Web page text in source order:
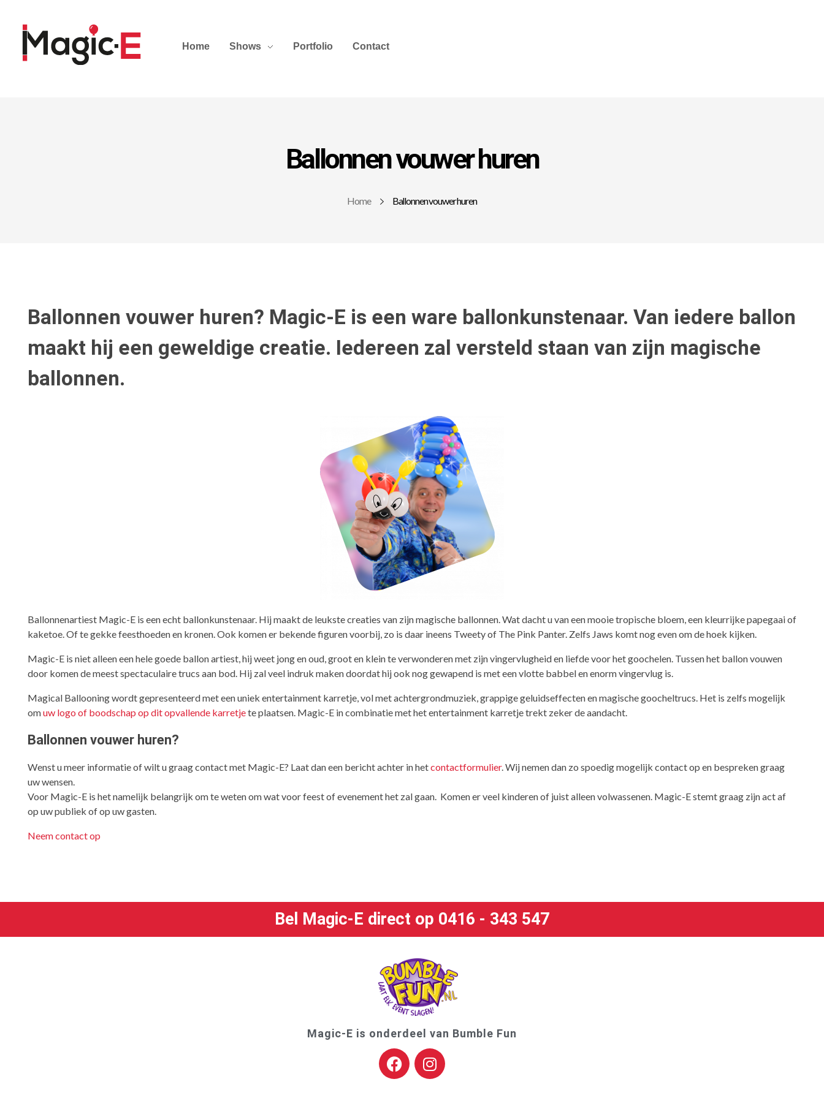
Home Shows Portfolio Contact
Home Ballonnen vouwer huren
Ballonnen vouwer huren
Ballonnen vouwer huren? Magic-E is een ware ballonkunstenaar. Van iedere ballon
maakt hij een geweldige creatie. Iedereen zal versteld staan van zijn magische
ballonnen.
Ballonnenartiest Magic-E is een echt ballonkunstenaar. Hij maakt de leukste creaties van zijn magische ballonnen. Wat dacht u van een mooie tropische bloem, een kleurrijke papegaai of
kaketoe. Of te gekke feesthoeden en kronen. Ook komen er bekende figuren voorbij, zo is daar ineens Tweety of The Pink Panter. Zelfs Jaws komt nog even om de hoek kijken.
Magic-E is niet alleen een hele goede ballon artiest, hij weet jong en oud, groot en klein te verwonderen met zijn vingervlugheid en liefde voor het goochelen. Tussen het ballon vouwen
door komen de meest spectaculaire trucs aan bod. Hij zal veel indruk maken doordat hij ook nog gewapend is met een vlotte babbel en enorm vingervlug is.
Magical Ballooning wordt gepresenteerd met een uniek entertainment karretje, vol met achtergrondmuziek, grappige geluidseffecten en magische goocheltrucs. Het is zelfs mogelijk
omuw logo of boodschap op dit opvallende karretjete plaatsen. Magic-E in combinatie met het entertainment karretje trekt zeker de aandacht.
Ballonnen vouwer huren?
Wenst u meer informatie of wilt u graag contact met Magic-E? Laat dan een bericht achter in hetcontactformulier. Wij nemen dan zo spoedig mogelijk contact op en bespreken graag
uw wensen.
Voor Magic-E is het namelijk belangrijk om te weten om wat voor feest of evenement het zal gaan. Komen er veel kinderen of juist alleen volwassenen. Magic-E stemt graag zijn act af
op uw publiek of op uw gasten.
Neem contact op
Bel Magic-E direct op 0416 - 343 547
Magic-E is onderdeel van Bumble Fun